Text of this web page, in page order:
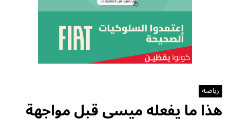
رياضة
هذا ما يفعله ميسي قبل مواجهة